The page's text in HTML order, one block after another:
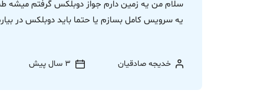
سلام من یه زمین دارم جواز دوبلکس گرفتم میشه
یه سرویس کامل بسازم یا حتما باید دوبلکس در
خدیجه صادقیان 3 سال پیش